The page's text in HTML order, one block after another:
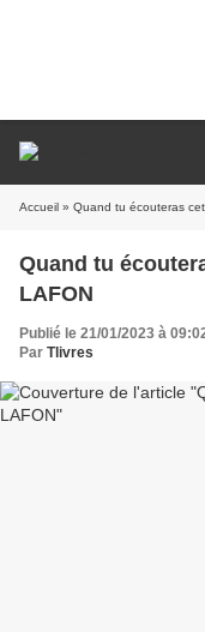
Accueil » Quand tu écouteras
Quand tu
LAFON
Publié le 21/01/2023 à
Par Tlivres